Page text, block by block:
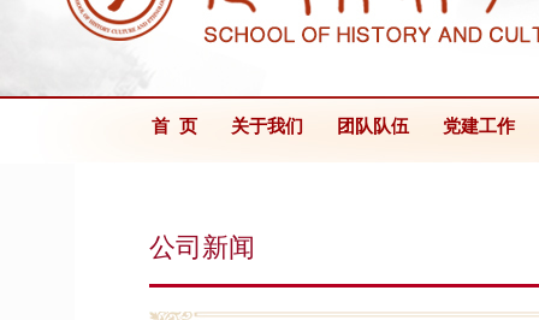
首 页 关于我们 团队队伍 党建工作
公司新闻